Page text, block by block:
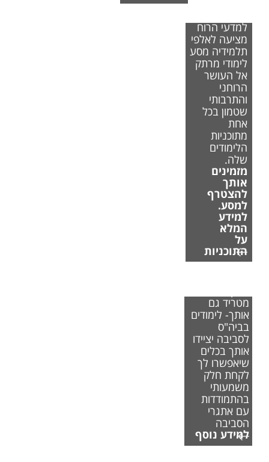
למדעי הרוח
מציעה לאלפי
תלמידיה מסע
לימודי מרתק
אל העושר
הרוחני
והתרבותי
שטמון בכל
אחת
מתוכניות
הלימודים
שלה.
מזמינים
אותך
להצטרף
למסע.
למידע
המלא
על
התוכניות
מטריד גם
אותך- לימודים
בביה"ס
לסביבה יציידו
אותך בכלים
שיאפשרו לך
לקחת חלק
משמעותי
בהתמודדות
עם אתגרי
הסביבה
למידע נוסף